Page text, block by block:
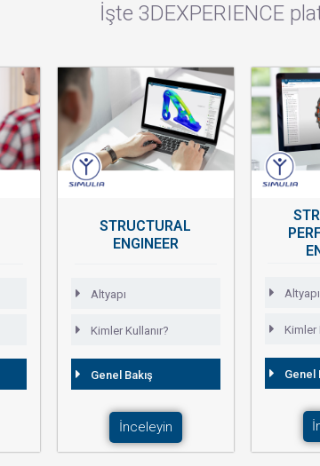
İşte 3DEXPERIENCE
STRUCTURAL
ENGINEER
Altyapı
Kimler Kullanır?
Genel Bakış
İnceleyin
Altyapı
Kimler
Genel